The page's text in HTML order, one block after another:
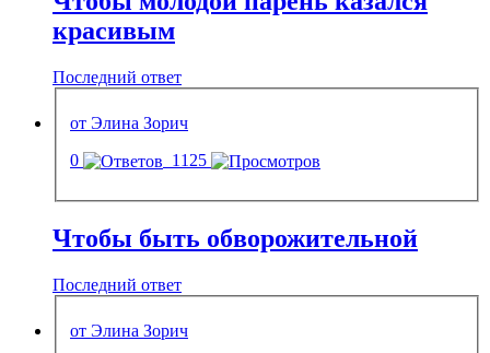
красивым
Последний ответ
от Элина Зорич
0
1125
Чтобы быть обворожительной
Последний ответ
от Элина Зорич